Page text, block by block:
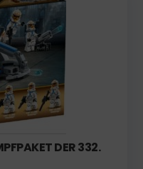
DER 332.